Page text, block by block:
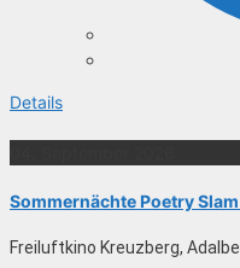
Details
Sommernächte Poetry
Freiluftkino Kreuzberg,